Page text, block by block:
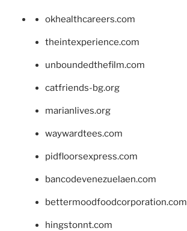
okhealthcareers.com
theintexperience.com
unboundedthefilm.com
catfriends-bg.org
marianlives.org
waywardtees.com
pidfloorsexpress.com
bancodevenezuelaen.com
bettermoodfoodcorporation.com
hingstonnt.com